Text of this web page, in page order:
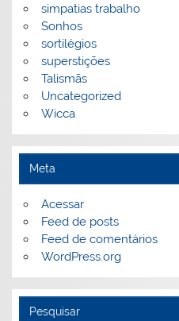
simpatias trabalho
Sonhos
sortilégios
superstições
Talismãs
Uncategorized
Wicca
Meta
Acessar
Feed de posts
Feed de comentários
WordPress.org
Pesquisar